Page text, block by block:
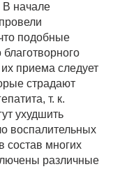
начале
подобные
приема следует
страдают
т. к.
ухудшить
воспалительных
состав многих
различные